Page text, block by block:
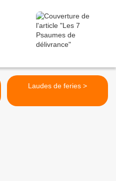
Laudes de feries >